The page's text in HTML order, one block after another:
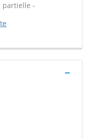
partielle -